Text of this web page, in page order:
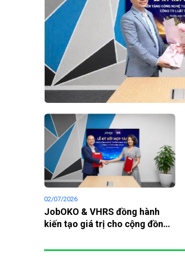
02/07/2026
JobOKO & VHRS đồng hành
kiến tạo giá trị cho cộng đồng